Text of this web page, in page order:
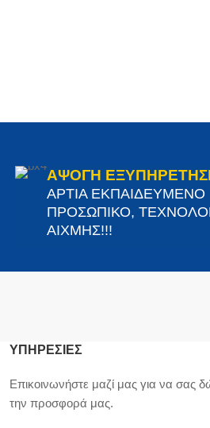
ΑΨΟΓΗ
ΑΡΤΙΑ ΕΚΠΑΙΔΕΥΜΕΝΟ
ΠΡΟΣΩΠΙΚΟ,
ΑΙΧΜΗΣ!!!
ΥΠΗΡΕΣΙΕΣ
Επικοινωνήστε μαζί μας για να σας
την προσφορά μας.